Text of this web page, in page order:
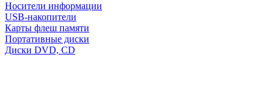
Носители информации
USB-накопители
Карты флеш памяти
Портативные диски
Диски DVD, CD